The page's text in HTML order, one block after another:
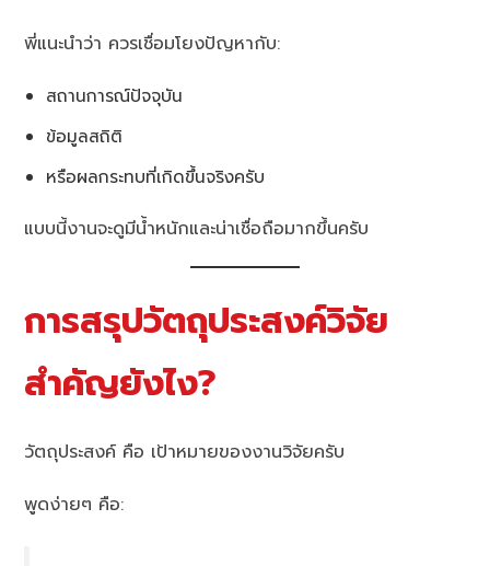
พี่แนะนำว่า ควรเชื่อมโยงปัญหากับ:
สถานการณ์ปัจจุบัน
ข้อมูลสถิติ
หรือผลกระทบที่เกิดขึ้นจริงครับ
แบบนี้งานจะดูมีน้ำหนักและน่าเชื่อถือมากขึ้นครับ
การสรุปวัตถุประสงค์วิจัย
สำคัญยังไง?
วัตถุประสงค์ คือ เป้าหมายของงานวิจัยครับ
พูดง่ายๆ คือ: